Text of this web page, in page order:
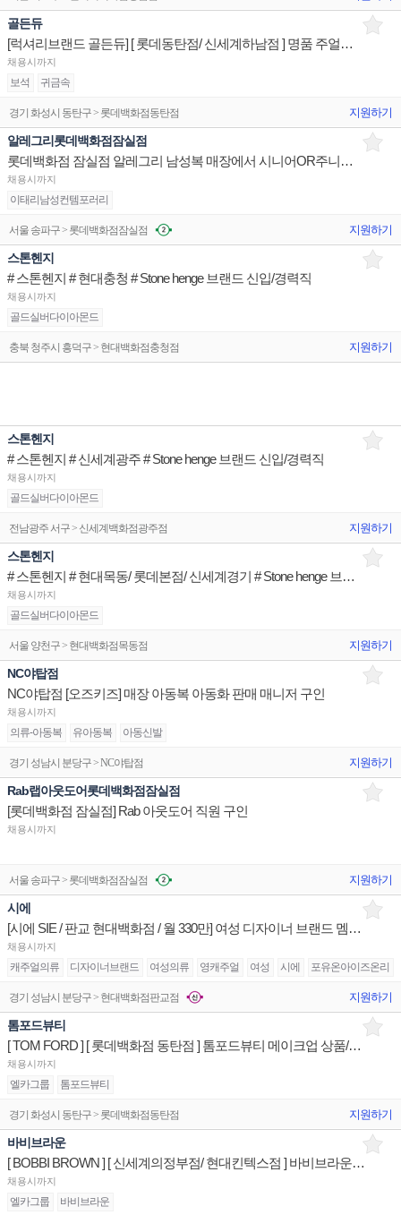
골든듀
[럭셔리브랜드 골든듀] [ 롯데동탄점/ 신세계하남점 ] 명품 주얼리 상품/진열/지원 매장판매사원
채용시까지
보석 귀금속
경기 화성시 동탄구 > 롯데백화점동탄점 지원하기
알레그리롯데백화점잠실점
롯데백화점 잠실점 알레그리 남성복 매장에서 시니어OR주니어사원을 구인합니다.
채용시까지
이태리남성컨템포러리
서울 송파구 > 롯데백화점잠실점 지원하기
스톤헨지
# 스톤헨지 # 현대충청 # Stone henge 브랜드 신입/경력직
채용시까지
골드실버다이아몬드
충북 청주시 흥덕구 > 현대백화점충청점 지원하기
스톤헨지
# 스톤헨지 # 신세계광주 # Stone henge 브랜드 신입/경력직
채용시까지
골드실버다이아몬드
전남광주 서구 > 신세계백화점광주점 지원하기
스톤헨지
# 스톤헨지 # 현대목동/ 롯데본점/ 신세계경기 # Stone henge 브랜드 신입/경력직
채용시까지
골드실버다이아몬드
서울 양천구 > 현대백화점목동점 지원하기
NC야탑점
NC야탑점 [오즈키즈] 매장 아동복 아동화 판매 매니저 구인
채용시까지
의류-아동복 유아동복 아동신발
경기 성남시 분당구 > NC야탑점 지원하기
Rab랩아웃도어롯데백화점잠실점
[롯데백화점 잠실점] Rab 아웃도어 직원 구인
채용시까지
서울 송파구 > 롯데백화점잠실점 지원하기
시에
[시에 SIE / 판교 현대백화점 / 월 330만] 여성 디자이너 브랜드 멤버 구인
채용시까지
캐주얼의류 디자이너브랜드 여성의류 영캐주얼 여성 시에 포유온아이즈온리
경기 성남시 분당구 > 현대백화점판교점 지원하기
톰포드뷰티
[ TOM FORD ] [ 롯데백화점 동탄점 ] 톰포드뷰티 메이크업 상품/진열/지원 매장판매사원
채용시까지
엘카그룹 톰포드뷰티
경기 화성시 동탄구 > 롯데백화점동탄점 지원하기
바비브라운
[ BOBBI BROWN ] [ 신세계의정부점/ 현대킨텍스점 ] 바비브라운 상품/진열/지원 매장판매사원
채용시까지
엘카그룹 바비브라운